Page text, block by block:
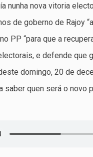
nunha nova vitoria
de goberno de Rajoy
PP “para que a
e defende que
domingo, 20 de
saber quen será o novo